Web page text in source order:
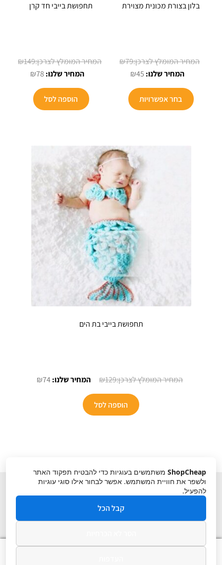
בלון בצורת מכונית מצוירת
₪79 המחיר
₪45
הוא:
בחר אפשרויות
תחפושת בייבי חד קרן
₪149
₪78 המחיר
הוספה לסל
תחפושת בייבי בת הים
₪129
המחיר
המקורי
היה:
₪129.
₪74
הוספה לסל
ShopCheap משתמשים בעוגיות כדי להבטיח תפקוד האתר
ולשפר את חוויית המשתמש. אפשר לבחור אילו סוגי עוגיות
להפעיל.
קבל הכל